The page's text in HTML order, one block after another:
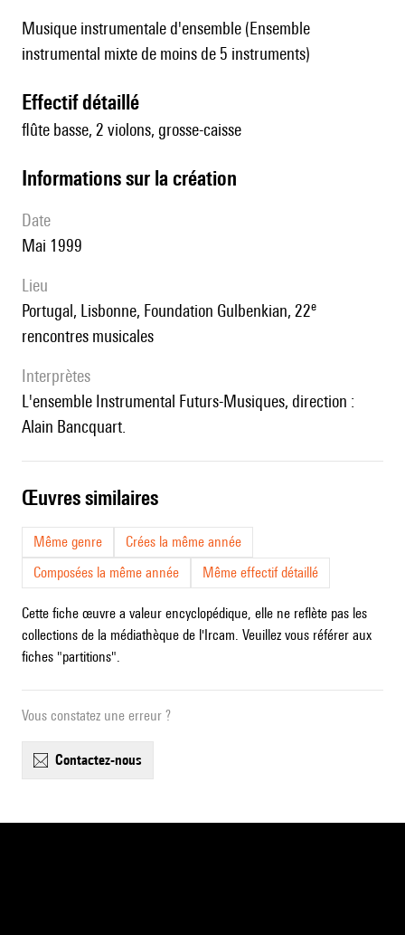
Musique instrumentale d'ensemble (Ensemble
instrumental mixte de moins de 5 instruments)
effectif détaillé
flûte basse, 2 violons, grosse-caisse
informations sur la création
date
Mai 1999
lieu
Portugal, Lisbonne, Foundation Gulbenkian, 22e
rencontres musicales
interprètes
l'ensemble Instrumental Futurs-Musiques, direction :
Alain Bancquart.
œuvres similaires
Même genre
Crées la même année
Composées la même année
Même effectif détaillé
Cette fiche œuvre a valeur encyclopédique, elle ne reflète pas les
collections de la médiathèque de l'Ircam. Veuillez vous référer aux
fiches "partitions".
Vous constatez une erreur ?
contactez-nous